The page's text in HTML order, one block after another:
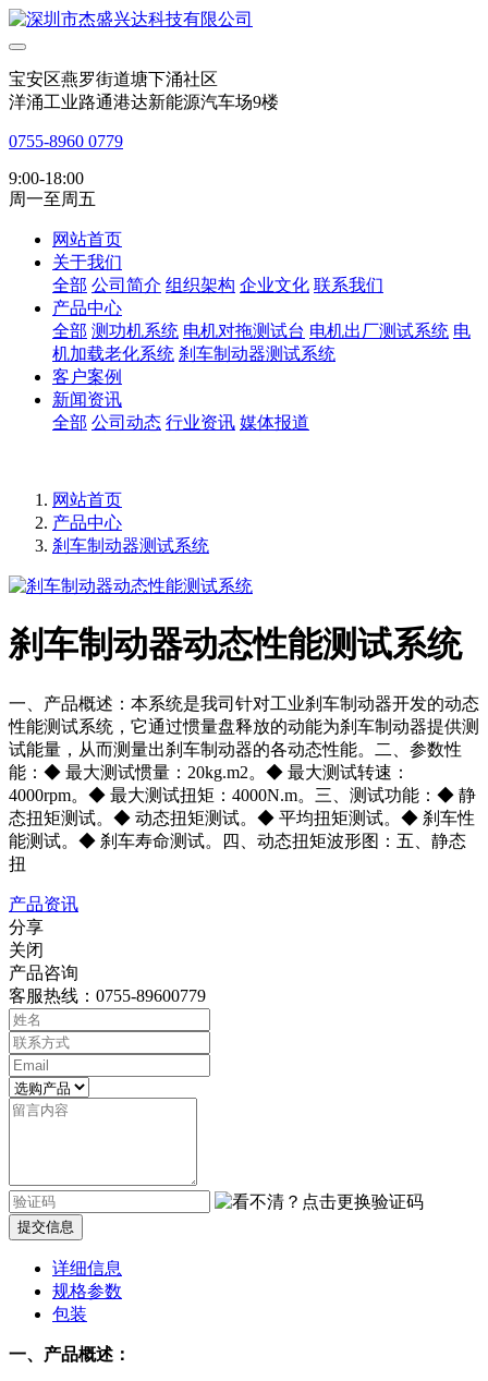
宝安区燕罗街道塘下涌社区
洋涌工业路通港达新能源汽车场9楼
0755-8960 0779
9:00-18:00
周一至周五
网站首页
关于我们
全部 公司简介 组织架构 企业文化 联系我们
产品中心
全部 测功机系统 电机对拖测试台 电机出厂测试系统 电
机加载老化系统 刹车制动器测试系统
客户案例
新闻资讯
全部 公司动态 行业资讯 媒体报道
网站首页
产品中心
刹车制动器测试系统
刹车制动器动态性能测试系统
一、产品概述：本系统是我司针对工业刹车制动器开发的动态
性能测试系统，它通过惯量盘释放的动能为刹车制动器提供测
试能量，从而测量出刹车制动器的各动态性能。二、参数性
能：◆ 最大测试惯量：20kg.m2。◆ 最大测试转速：
4000rpm。◆ 最大测试扭矩：4000N.m。三、测试功能：◆ 静
态扭矩测试。◆ 动态扭矩测试。◆ 平均扭矩测试。◆ 刹车性
能测试。◆ 刹车寿命测试。四、动态扭矩波形图：五、静态
扭
产品资讯
分享
关闭
产品咨询
客服热线：0755-89600779
提交信息
详细信息
规格参数
包装
一、产品概述：